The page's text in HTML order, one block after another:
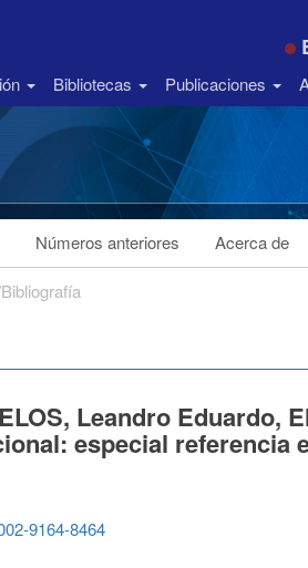
Bibliotecas Publicaciones
Números anteriores Acerca de
Bibliografía
Leandro Eduardo,
especial referencia
9164-8464